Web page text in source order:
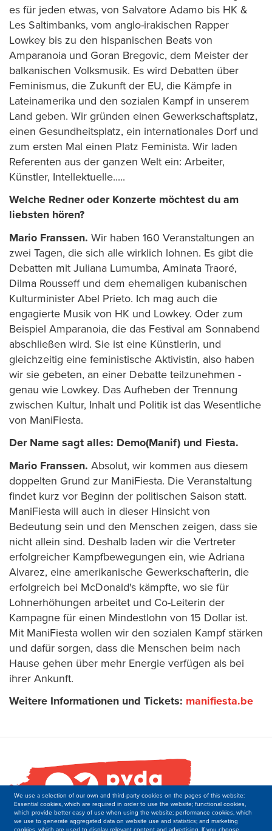
es für jeden etwas, von Salvatore Adamo bis HK &
Les Saltimbanks, vom anglo-irakischen Rapper
Lowkey bis zu den hispanischen Beats von
Amparanoia und Goran Bregovic, dem Meister der
balkanischen Volksmusik. Es wird Debatten über
Feminismus, die Zukunft der EU, die Kämpfe in
Lateinamerika und den sozialen Kampf in unserem
Land geben. Wir gründen einen Gewerkschaftsplatz,
einen Gesundheitsplatz, ein internationales Dorf und
zum ersten Mal einen Platz Feminista. Wir laden
Referenten aus der ganzen Welt ein: Arbeiter,
Künstler, Intellektuelle.....
Welche Redner oder Konzerte möchtest du am
liebsten hören?
Mario Franssen. Wir haben 160 Veranstaltungen an
zwei Tagen, die sich alle wirklich lohnen. Es gibt die
Debatten mit Juliana Lumumba, Aminata Traoré,
Dilma Rousseff und dem ehemaligen kubanischen
Kulturminister Abel Prieto. Ich mag auch die
engagierte Musik von HK und Lowkey. Oder zum
Beispiel Amparanoia, die das Festival am Sonnabend
abschließen wird. Sie ist eine Künstlerin, und
gleichzeitig eine feministische Aktivistin, also haben
wir sie gebeten, an einer Debatte teilzunehmen -
genau wie Lowkey. Das Aufheben der Trennung
zwischen Kultur, Inhalt und Politik ist das Wesentliche
von ManiFiesta.
Der Name sagt alles: Demo(Manif) und Fiesta.
Mario Franssen. Absolut, wir kommen aus diesem
doppelten Grund zur ManiFiesta. Die Veranstaltung
findet kurz vor Beginn der politischen Saison statt.
ManiFiesta will auch in dieser Hinsicht von
Bedeutung sein und den Menschen zeigen, dass sie
nicht allein sind. Deshalb laden wir die Vertreter
erfolgreicher Kampfbewegungen ein, wie Adriana
Alvarez, eine amerikanische Gewerkschafterin, die
erfolgreich bei McDonald's kämpfte, wo sie für
Lohnerhöhungen arbeitet und Co-Leiterin der
Kampagne für einen Mindestlohn von 15 Dollar ist.
Mit ManiFiesta wollen wir den sozialen Kampf stärken
und dafür sorgen, dass die Menschen beim nach
Hause gehen über mehr Energie verfügen als bei
ihrer Ankunft.
Weitere Informationen und Tickets: manifiesta.be
We use a selection of our own and third-party cookies on the pages of this website:
Essential cookies, which are required in order to use the website; functional cookies,
which provide better easy of use when using the website; performance cookies, which
we use to generate aggregated data on website use and statistics; and marketing